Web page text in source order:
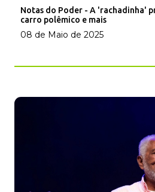
Notas do Poder - A 'rachadinha'
carro polêmico e mais
08 de Maio de 2025